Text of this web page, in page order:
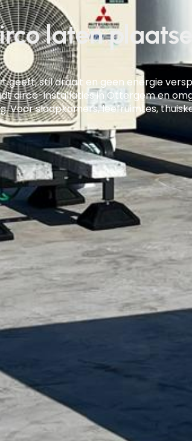
laten plaatsen
geeft, stil draait en geen energie
airco-installaties in Ottergem en
Voor slaapkamers, leefruimtes,